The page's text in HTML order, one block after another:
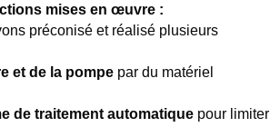
mises en œuvre :
préconisé et réalisé plusieurs
et de la pompepar du matériel
de traitement automatiquepour limiter